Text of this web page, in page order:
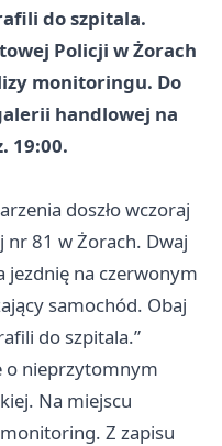
do szpitala.
Policji w Żorach
monitoringu. Do
handlowej na
19:00.
doszło wczoraj
81 w Żorach. Dwaj
jezdnię na czerwonym
samochód. Obaj
do szpitala.”
o nieprzytomnym
Na miejscu
Z zapisu